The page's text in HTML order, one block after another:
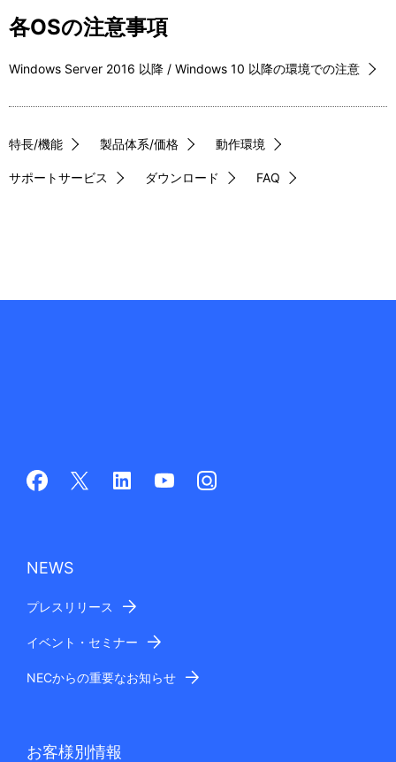
し
い
ま
す
。
ン
各OSの注意事項
Windows Server 2016 以降 / Windows 10 以降の環境での注意
特長/機能 製品体系/価格 動作環境
サポートサービス ダウンロード FAQ
NEWS
プレスリリース
イベント・セミナー
NECからの重要なお知らせ
お客様別情報